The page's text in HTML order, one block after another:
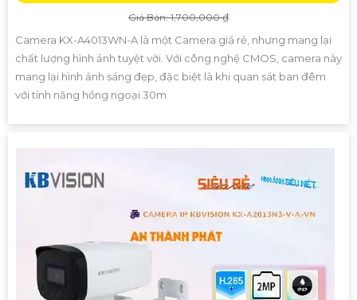
Giá Bán: 1,700,000 ₫
Camera KX-A4013WN-A là một Camera giá rẻ, nhưng mang lại
chất lượng hình ảnh tuyệt vời. Với công nghệ CMOS, camera này
mang lại hình ảnh sáng đẹp, đặc biệt là khi quan sát ban đêm
với tính năng hồng ngoại 30m